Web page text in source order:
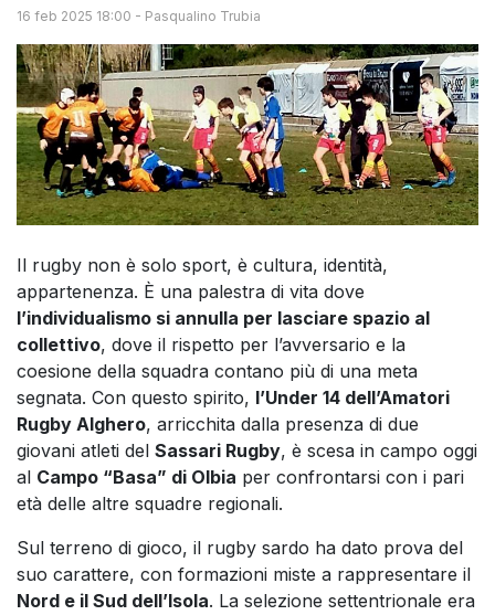
16 feb 2025 18:00 - Pasqualino Trubia
Il rugby non è solo sport, è cultura, identità,
appartenenza. È una palestra di vita dove
l’individualismo si annulla per lasciare spazio al
collettivo, dove il rispetto per l’avversario e la
coesione della squadra contano più di una meta
segnata. Con questo spirito, l’Under 14 dell’Amatori
Rugby Alghero, arricchita dalla presenza di due
giovani atleti del Sassari Rugby, è scesa in campo oggi
al Campo “Basa” di Olbia per confrontarsi con i pari
età delle altre squadre regionali.
Sul terreno di gioco, il rugby sardo ha dato prova del
suo carattere, con formazioni miste a rappresentare il
Nord e il Sud dell’Isola. La selezione settentrionale era